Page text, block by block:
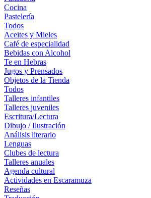
Cocina
Pastelería
Todos
Aceites y Mieles
Café de especialidad
Bebidas con Alcohol
Te en Hebras
Jugos y Prensados
Objetos de la Tienda
Todos
Talleres infantiles
Talleres juveniles
Escritura/Lectura
Dibujo / Ilustración
Análisis literario
Lenguas
Clubes de lectura
Talleres anuales
Agenda cultural
Actividades en Escaramuza
Reseñas